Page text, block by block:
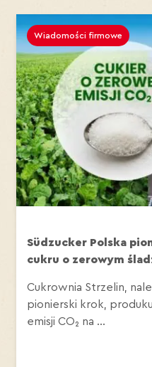
Wiadomości firmowe
Südzucker Polska
cukru o zerowym
Cukrownia Strzelin,
pionierski krok,
emisji CO₂ na ...